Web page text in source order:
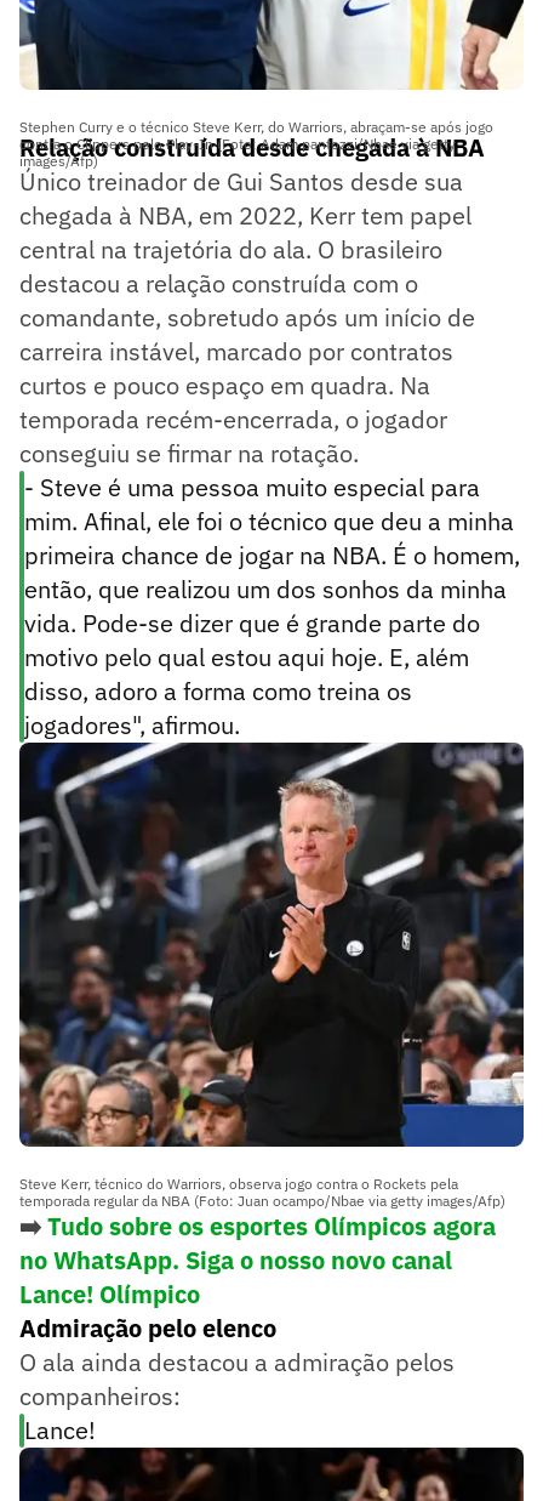
Stephen Curry e o técnico Steve Kerr, do Warriors, abraçam-se após jogo
contra o Clippers pelo Play-In (Foto: Adam pantozzi/Nbae via getty
images/Afp)
Relação construída desde chegada à NBA
Único treinador de Gui Santos desde sua
chegada à NBA, em 2022, Kerr tem papel
central na trajetória do ala. O brasileiro
destacou a relação construída com o
comandante, sobretudo após um início de
carreira instável, marcado por contratos
curtos e pouco espaço em quadra. Na
temporada recém-encerrada, o jogador
conseguiu se firmar na rotação.
- Steve é uma pessoa muito especial para
mim. Afinal, ele foi o técnico que deu a minha
primeira chance de jogar na NBA. É o homem,
então, que realizou um dos sonhos da minha
vida. Pode-se dizer que é grande parte do
motivo pelo qual estou aqui hoje. E, além
disso, adoro a forma como treina os
jogadores", afirmou.
Steve Kerr, técnico do Warriors, observa jogo contra o Rockets pela
temporada regular da NBA (Foto: Juan ocampo/Nbae via getty images/Afp)
➡️Tudo sobre os esportes Olímpicos agora
no WhatsApp. Siga o nosso novo canal
Lance! Olímpico
Admiração pelo elenco
O ala ainda destacou a admiração pelos
companheiros:
Lance!